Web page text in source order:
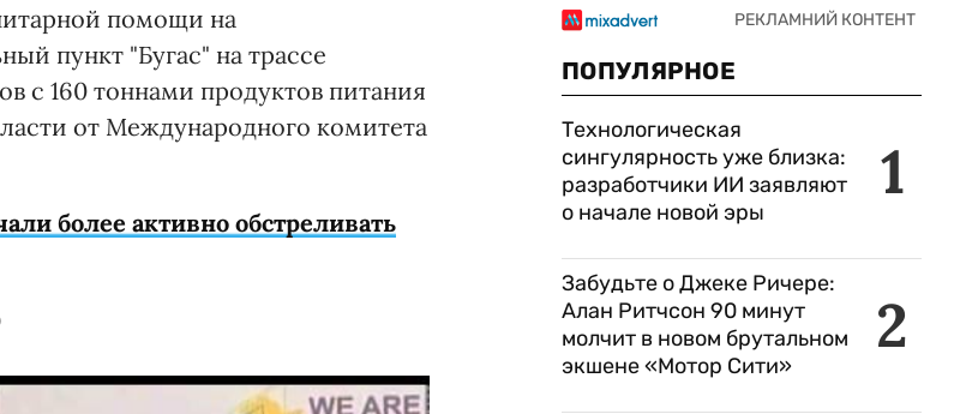
помощи на
пункт "Бугас" на трассе
с 160 тоннами продуктов питания
от Международного комитета
более активно обстреливать
ПОПУЛЯРНОЕ
1
Технологическая
сингулярность уже близка:
разработчики ИИ заявляют
о начале новой эры
2
Забудьте о Джеке Ричере:
Алан Ритчсон 90 минут
молчит в новом брутальном
экшене «Мотор Сити»